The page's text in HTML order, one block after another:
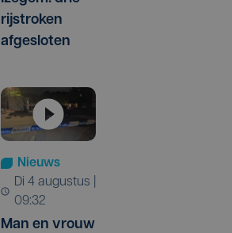
rijstroken
afgesloten
Nieuws
di 4 augustus |
09:32
Man en vrouw